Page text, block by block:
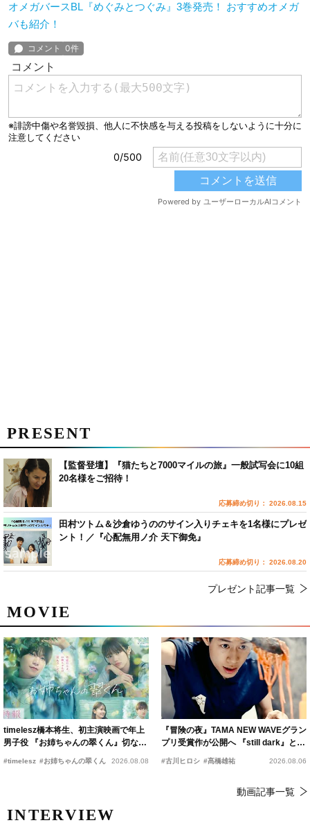
オメガバースBL『めぐみとつぐみ』3巻発売！ おすすめオメガ
バも紹介！
MOVIE
timelesz橋本将生、初主演映画で年上
男子役 『お姉ちゃんの翠くん』切ない
恋の幕開けを予感
#timelesz #お姉ちゃんの翠くん 2026.08.08
『冒険の夜』TAMA NEW WAVEグラン
プリ受賞作が公開へ 『still dark』と同
時上映決定
#古川ヒロシ #髙橋雄祐 2026.08.06
動画記事一覧
INTERVIEW
PRESENT
【監督登壇】『猫たちと7000マイルの旅』一般試写会に10組
20名様をご招待！
応募締め切り： 2026.08.15
田村ツトム＆沙倉ゆうののサイン入りチェキを1名様にプレゼ
ント！／『心配無用ノ介 天下御免』
応募締め切り： 2026.08.20
プレゼント記事一覧